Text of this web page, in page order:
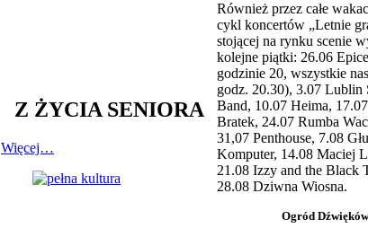
Z ŻYCIA SENIORA
Więcej…
Również przez całe
cykl koncertów „Letnie
stojącej na rynku scenie
kolejne piątki: 26.06
godzinie 20, wszystkie
godz. 20.30), 3.07 Lublin
Band, 10.07 Heima,
Bratek, 24.07 Rumba
31,07 Penthouse, 7.08
Komputer, 14.08 Maciej
21.08 Izzy and the Black
28.08 Dziwna Wiosna.
Ogród Dźwięków